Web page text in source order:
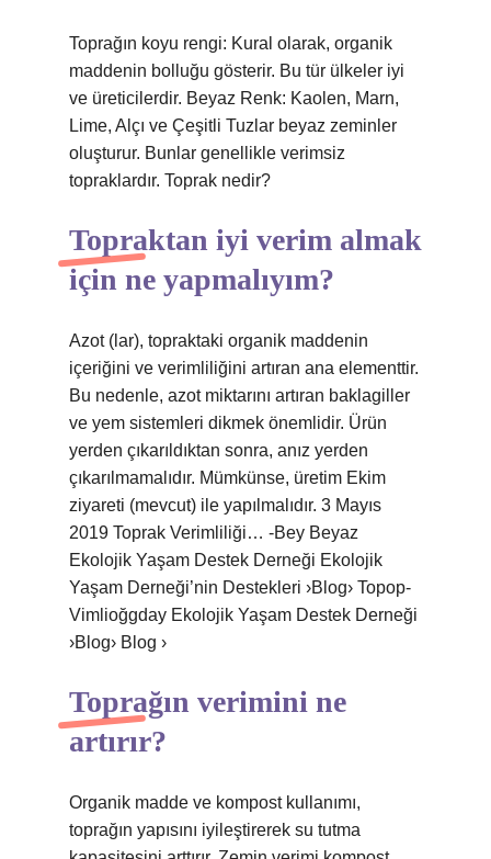
Toprağın koyu rengi: Kural olarak, organik
maddenin bolluğu gösterir. Bu tür ülkeler iyi
ve üreticilerdir. Beyaz Renk: Kaolen, Marn,
Lime, Alçı ve Çeşitli Tuzlar beyaz zeminler
oluşturur. Bunlar genellikle verimsiz
topraklardır. Toprak nedir?
Topraktan iyi verim almak
için ne yapmalıyım?
Azot (lar), topraktaki organik maddenin
içeriğini ve verimliliğini artıran ana elementtir.
Bu nedenle, azot miktarını artıran baklagiller
ve yem sistemleri dikmek önemlidir. Ürün
yerden çıkarıldıktan sonra, anız yerden
çıkarılmamalıdır. Mümkünse, üretim Ekim
ziyareti (mevcut) ile yapılmalıdır. 3 Mayıs
2019 Toprak Verimliliği… -Bey Beyaz
Ekolojik Yaşam Destek Derneği Ekolojik
Yaşam Derneği’nin Destekleri ›Blog› Topop-
Vimlioğgday Ekolojik Yaşam Destek Derneği
›Blog› Blog ›
Toprağın verimini ne
artırır?
Organik madde ve kompost kullanımı,
toprağın yapısını iyileştirerek su tutma